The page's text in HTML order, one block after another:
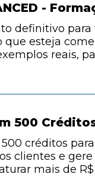
-
definitivo para
que esteja
reais,
500
500 créditos
clientes e
mais de R$